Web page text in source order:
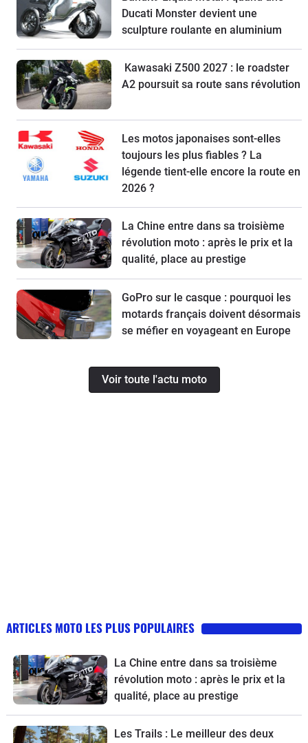
Ducati Monster devient une
sculpture roulante en aluminium
Kawasaki Z500 2027 : le roadster
A2 poursuit sa route sans révolution
Les motos japonaises sont-elles
toujours les plus fiables ? La
légende tient-elle encore la route en
2026 ?
La Chine entre dans sa troisième
révolution moto : après le prix et la
qualité, place au prestige
GoPro sur le casque : pourquoi les
motards français doivent désormais
se méfier en voyageant en Europe
Voir toute l'actu moto
ARTICLES MOTO LES PLUS POPULAIRES
La Chine entre dans sa troisième
révolution moto : après le prix et la
qualité, place au prestige
Les Trails : Le meilleur des deux